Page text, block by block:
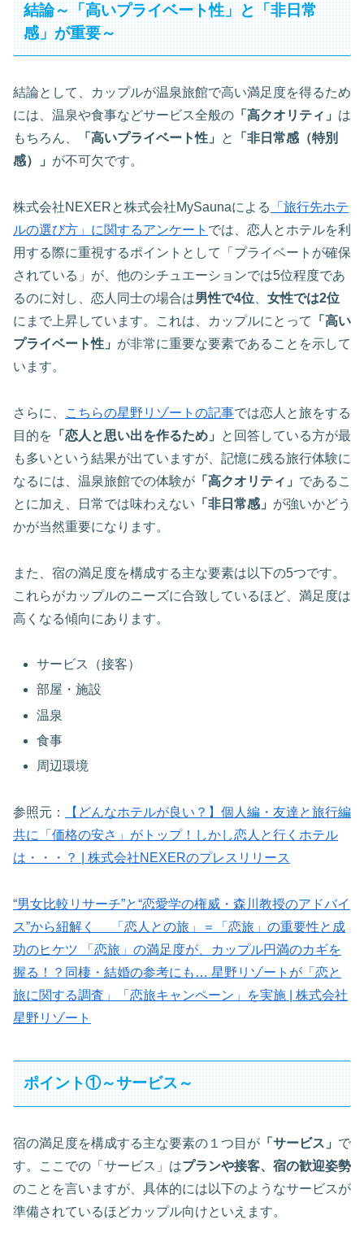
結論～「高いプライベート性」と「非日常
感」が重要～
結論として、カップルが温泉旅館で高い満足度を得るため
には、温泉や食事などサービス全般の 「高クオリティ」 は
もちろん、
「高いプライベート性」 と
「非日常感（特別
感）」 が不可欠です。
株式会社NEXERと株式会社MySaunaによる
「旅行先ホテ
ルの選び方」に関するアンケート では、恋人とホテルを利
用する際に重視するポイントとして「プライベートが確保
されている」が、他のシチュエーションでは5位程度であ
るのに対し、恋人同士の場合は男性で4位
女性では2位
にまで上昇しています。これは、カップルにとって
「高い
プライベート性」 が非常に重要な要素であることを示して
います。
さらに、 こちらの星野リゾートの記事では恋人と旅をする
目的を 「恋人と思い出を作るため」
と回答している方が最
も多いという結果が出ていますが、記憶に残る旅行体験に
なるには、温泉旅館での体験が 「高クオリティ」 であるこ
とに加え、日常では味わえない 「非日常感」 が強いかどう
かが当然重要になります。
また、宿の満足度を構成する主な要素は以下の5つです。
これらがカップルのニーズに合致しているほど、満足度は
高くなる傾向にあります。
サービス（接客）
部屋・施設
温泉
食事
周辺環境
参照元：
【どんなホテルが良い？】個人編・友達と旅行編
共に「価格の安さ」がトップ！しかし恋人と行くホテル
は・・・？ | 株式会社NEXERのプレスリリース
“男女比較リサーチ”と“恋愛学の権威・森川教授のアドバイ
ス”から紐解く 「恋人との旅」＝「恋旅」の重要性と成
功のヒケツ 「恋旅」の満足度が、カップル円満のカギを
握る！？同棲・結婚の参考にも… 星野リゾートが「恋と
旅に関する調査」「恋旅キャンペーン」を実施 | 株式会社
星野リゾート
ポイント①～サービス～
宿の満足度を構成する主な要素の１つ目が 「サービス」 で
す。ここでの「サービス」はプランや接客、宿の歓迎姿勢
のことを言いますが、具体的には以下のようなサービスが
準備されているほどカップル向けといえます。